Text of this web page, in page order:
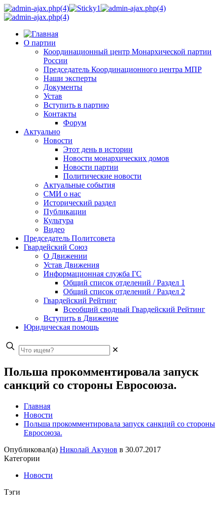
О партии
Координационный центр Монархической партии
России
Председатель Координационного центра МПР
Наши эксперты
Документы
Устав
Вступить в партию
Контакты
Форум
Актуально
Новости
Этот день в истории
Новости монархических домов
Новости партии
Политические новости
Актуальные события
СМИ о нас
Исторический раздел
Публикации
Культура
Видео
Председатель Политсовета
Гвардейский Союз
О Движении
Устав Движения
Информационная служба ГС
Общий список отделений / Раздел 1
Общий список отделений / Раздел 2
Гвардейский Рейтинг
Всеобщий сводный Гвардейский Рейтинг
Вступить в Движение
Юридическая помощь
✕
Польша прокомментировала запуск
санкций со стороны Евросоюза.
Главная
Новости
Польша прокомментировала запуск санкций со стороны
Евросоюза.
Опубликовал(а) Николай Акунов в 30.07.2017
Категории
Новости
Тэги